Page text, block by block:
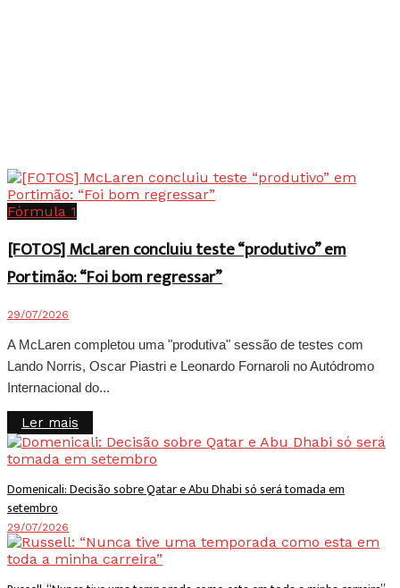
Fórmula 1
[FOTOS] McLaren concluiu teste “produtivo” em
Portimão: “Foi bom regressar”
29/07/2026
A McLaren completou uma "produtiva" sessão de testes com
Lando Norris, Oscar Piastri e Leonardo Fornaroli no Autódromo
Internacional do...
Ler mais
Domenicali: Decisão sobre Qatar e Abu Dhabi só será tomada em
setembro
29/07/2026